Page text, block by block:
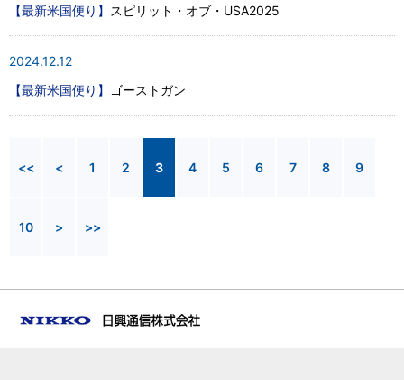
【最新米国便り】
スピリット・オブ・USA2025
2024.12.12
【最新米国便り】
ゴーストガン
<< < 1 2 3 4 5 6 7 8 9
10 > >>